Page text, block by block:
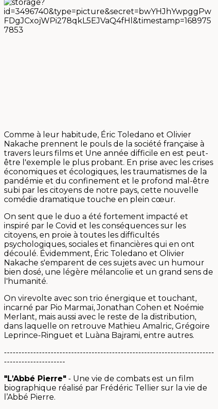
Comme à leur habitude, Éric Toledano et Olivier
Nakache prennent le pouls de la société française à
travers leurs films et Une année difficile en est peut-
être l'exemple le plus probant. En prise avec les crises
économiques et écologiques, les traumatismes de la
pandémie et du confinement et le profond mal-être
subi par les citoyens de notre pays, cette nouvelle
comédie dramatique touche en plein cœur.
On sent que le duo a été fortement impacté et
inspiré par le Covid et les conséquences sur les
citoyens, en proie à toutes les difficultés
psychologiques, sociales et financières qui en ont
découlé. Évidemment, Éric Toledano et Olivier
Nakache s'emparent de ces sujets avec un humour
bien dosé, une légère mélancolie et un grand sens de
l'humanité.
On virevolte avec son trio énergique et touchant,
incarné par Pio Marmaï, Jonathan Cohen et Noémie
Merlant, mais aussi avec le reste de la distribution,
dans laquelle on retrouve Mathieu Amalric, Grégoire
Leprince-Ringuet et Luàna Bajrami, entre autres.
------------------------------------------------------------------------
---------------------
"L’Abbé Pierre" - Une vie de combats est un film
biographique réalisé par Frédéric Tellier sur la vie de
l’Abbé Pierre.